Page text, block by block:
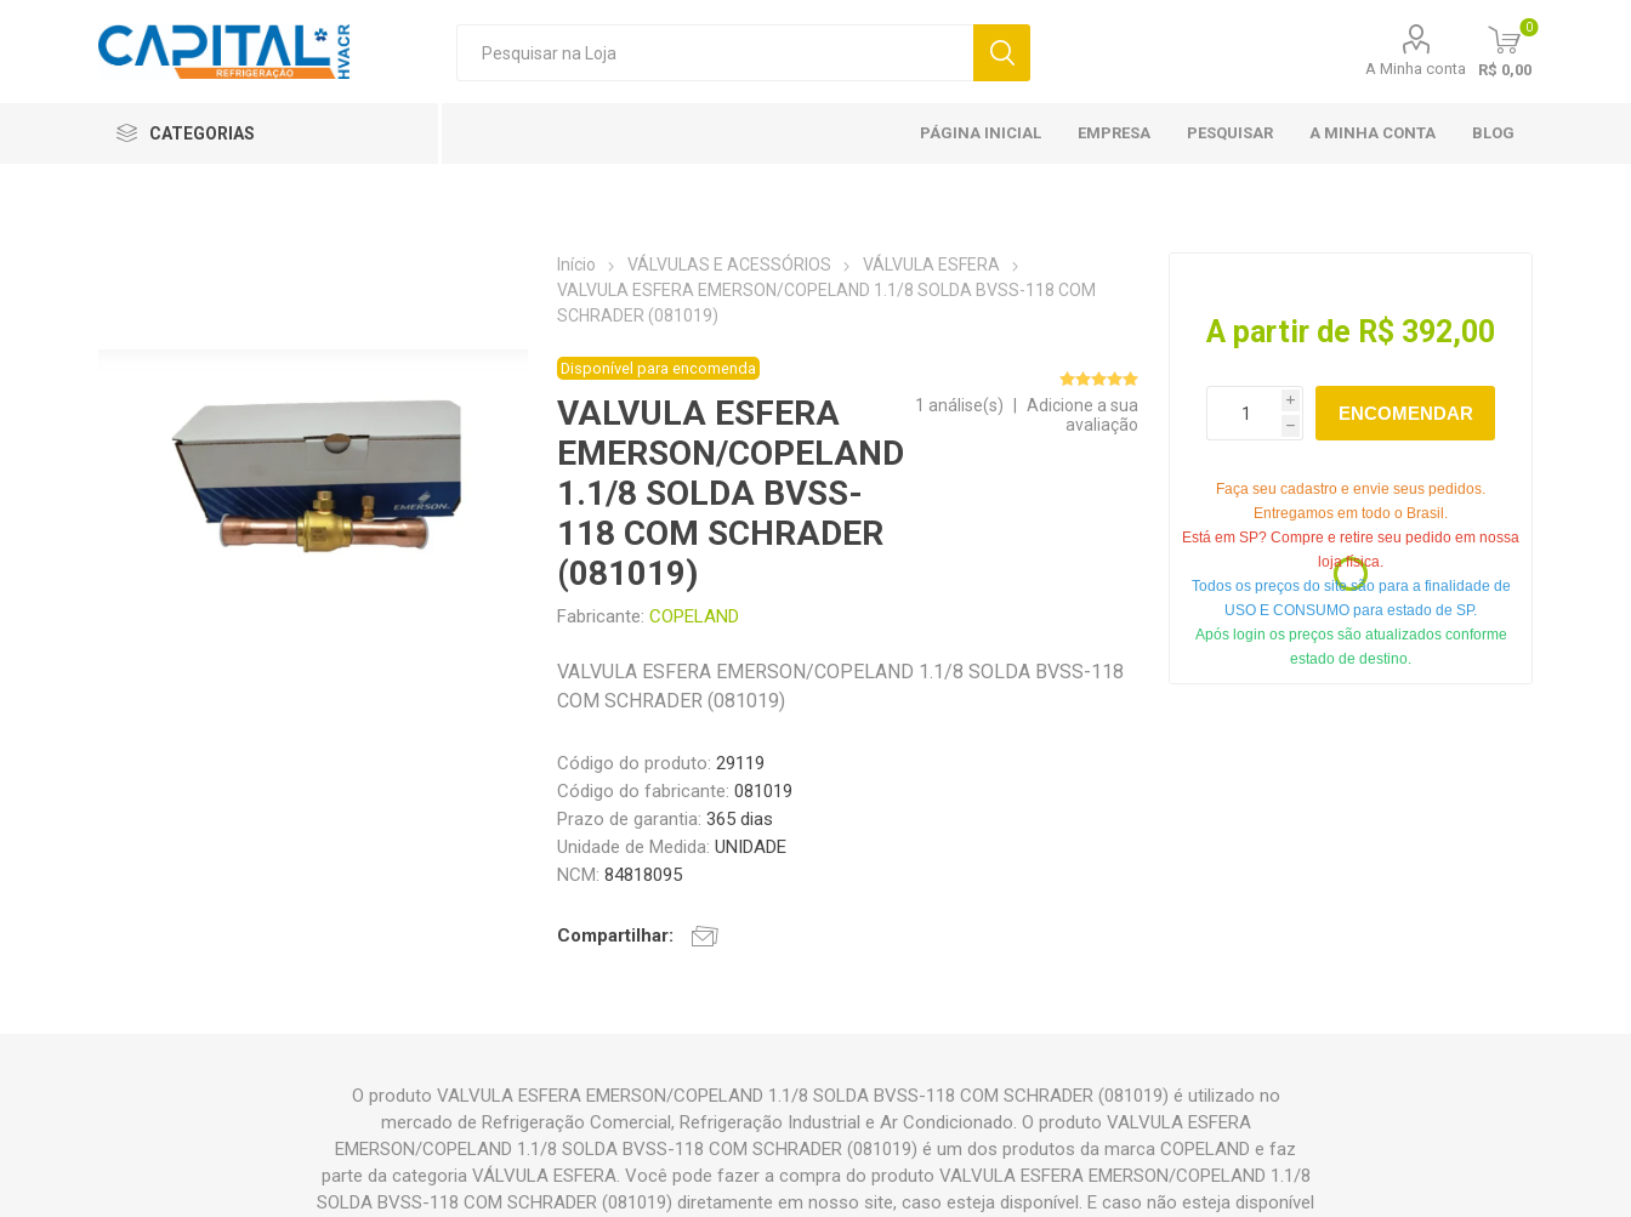
A Minha conta
0
R$ 0,00
CATEGORIAS PÁGINA INICIAL EMPRESA PESQUISAR A MINHA CONTA BLOG
Início VÁLVULAS E ACESSÓRIOS
VÁLVULA ESFERA
VALVULA ESFERA EMERSON/COPELAND 1.1/8 SOLDA BVSS-118 COM
SCHRADER (081019)
Disponível para encomenda
VALVULA ESFERA
EMERSON/COPELAND
1.1/8 SOLDA BVSS-
118 COM SCHRADER
(081019)
Fabricante: COPELAND
1 análise(s)
Adicione a sua
avaliação
VALVULA ESFERA EMERSON/COPELAND 1.1/8 SOLDA BVSS-118
COM SCHRADER (081019)
Código do produto: 29119
Código do fabricante: 081019
Prazo de garantia:365 dias
Unidade de Medida:UNIDADE
NCM:84818095
Compartilhar:
A partir de R$ 392,00
i
h
ENCOMENDAR
Faça seu cadastro e envie seus pedidos.
Entregamos em todo o Brasil.
Está em SP? Compre e retire seu pedido em nossa
loja física.
Todos os preços do site são para a finalidade de
USO E CONSUMO para estado de SP.
Após login os preços são atualizados conforme
estado de destino.
O produto VALVULA ESFERA EMERSON/COPELAND 1.1/8 SOLDA BVSS-118 COM SCHRADER (081019) é utilizado no
mercado de Refrigeração Comercial, Refrigeração Industrial e Ar Condicionado. O produto VALVULA ESFERA
EMERSON/COPELAND 1.1/8 SOLDA BVSS-118 COM SCHRADER (081019) é um dos produtos da marca COPELAND e faz
parte da categoria VÁLVULA ESFERA. Você pode fazer a compra do produto VALVULA ESFERA EMERSON/COPELAND 1.1/8
SOLDA BVSS-118 COM SCHRADER (081019) diretamente em nosso site, caso esteja disponível. E caso não esteja disponível